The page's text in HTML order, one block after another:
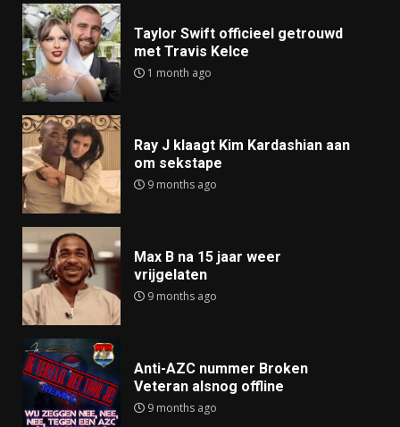
Taylor Swift officieel getrouwd
met Travis Kelce
1 month ago
Ray J klaagt Kim Kardashian aan
om sekstape
9 months ago
Max B na 15 jaar weer
vrijgelaten
9 months ago
Anti-AZC nummer Broken
Veteran alsnog offline
9 months ago